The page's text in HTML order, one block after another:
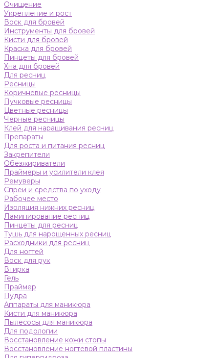
Очищение
Укрепление и рост
Воск для бровей
Инструменты для бровей
Кисти для бровей
Краска для бровей
Пинцеты для бровей
Хна для бровей
Для ресниц
Ресницы
Коричневые ресницы
Пучковые ресницы
Цветные ресницы
Черные ресницы
Клей для наращивания ресниц
Препараты
Для роста и питания ресниц
Закрепители
Обезжириватели
Праймеры и усилители клея
Ремуверы
Спреи и средства по уходу
Рабочее место
Изоляция нижних ресниц
Ламинирование ресниц
Пинцеты для ресниц
Тушь для нарощенных ресниц
Расходники для ресниц
Для ногтей
Воск для рук
Втирка
Гель
Праймер
Пудра
Аппараты для маникюра
Кисти для маникюра
Пылесосы для маникюра
Для подологии
Восстановление кожи стопы
Восстановление ногтевой пластины